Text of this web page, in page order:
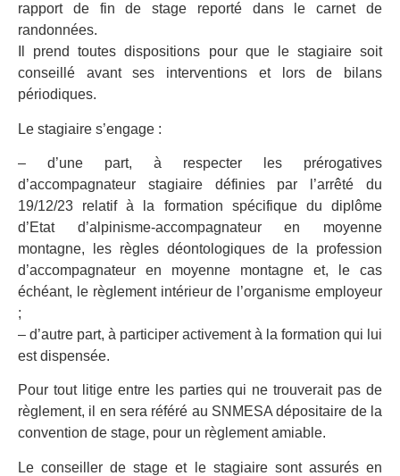
rapport de fin de stage reporté dans le carnet de
randonnées.
Il prend toutes dispositions pour que le stagiaire soit
conseillé avant ses interventions et lors de bilans
périodiques.
Le stagiaire s’engage :
– d’une part, à respecter les prérogatives
d’accompagnateur stagiaire définies par l’arrêté du
19/12/23 relatif à la formation spécifique du diplôme
d’Etat d’alpinisme-accompagnateur en moyenne
montagne, les règles déontologiques de la profession
d’accompagnateur en moyenne montagne et, le cas
échéant, le règlement intérieur de l’organisme employeur
;
– d’autre part, à participer activement à la formation qui lui
est dispensée.
Pour tout litige entre les parties qui ne trouverait pas de
règlement, il en sera référé au SNMESA dépositaire de la
convention de stage, pour un règlement amiable.
Le conseiller de stage et le stagiaire sont assurés en